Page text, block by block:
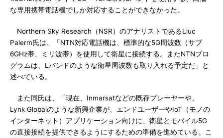
な専用携帯電話機でしか対応することができなかった。
Northern Sky Research（NSR）のアナリストであるLluc
Palerm氏は、「NTN対応電話機は、標準的な5G周波数（サブ
6GHz帯、ミリ波帯）を使用して衛星に接続する。またNTNプロ
グラムは、Lバンドのような衛星周波数も取り入れる予定だ」と
述べている。
また同氏は、「現在、Inmarsatなどの既存プレーヤーや、
Lynk Globalのような新興企業が、エンドユーザーやIoT（モノの
インターネット）アプリケーション向けに、衛星とモバイル5G
の直接接続を提供できるようにするための準備を進めている。こ